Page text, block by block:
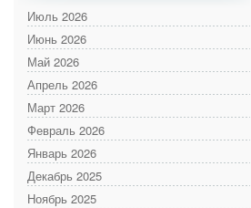
Июль 2026
Июнь 2026
Май 2026
Апрель 2026
Март 2026
Февраль 2026
Январь 2026
Декабрь 2025
Ноябрь 2025